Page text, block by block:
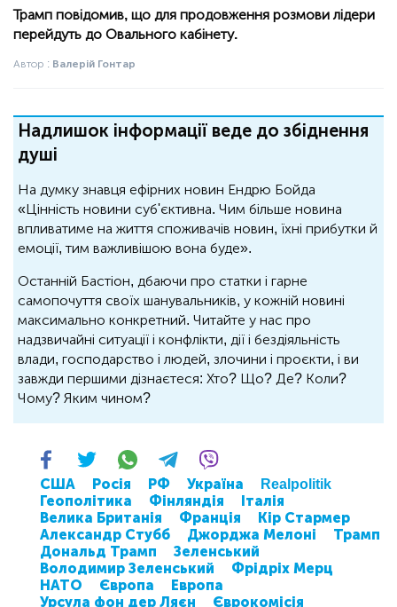
Трамп повідомив, що для продовження розмови лідери
перейдуть до Овального кабінету.
Автор : Валерій Гонтар
Надлишок інформації веде до збіднення
душі
На думку знавця ефірних новин Ендрю Бойда
«Цінність новини суб'єктивна. Чим більше новина
впливатиме на життя споживачів новин, їхні прибутки й
емоції, тим важливішою вона буде».
Останній Бастіон, дбаючи про статки і гарне
самопочуття своїх шанувальників, у кожній новині
максимально конкретний. Читайте у нас про
надзвичайні ситуації і конфлікти, дії і бездіяльність
влади, господарство і людей, злочини і проєкти, і ви
завжди першими дізнаєтеся: Хто? Що? Де? Коли?
Чому? Яким чином?
США Росія РФ Україна
Realpolitik
Геополітика
Фінляндія
Італія
Велика Британія
Франція
Кір Стармер
Александр Стубб
Джорджа Мелоні
Трамп
Дональд Трамп
Зеленський
Володимир Зеленський
Фрідріх Мерц
НАТО
Європа
Европа
Урсула фон дер Ляєн
Єврокомісія